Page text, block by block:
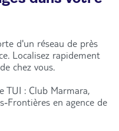
d'un réseau de près
Localisez rapidement
chez vous.
TUI : Club Marmara,
Frontières en agence de